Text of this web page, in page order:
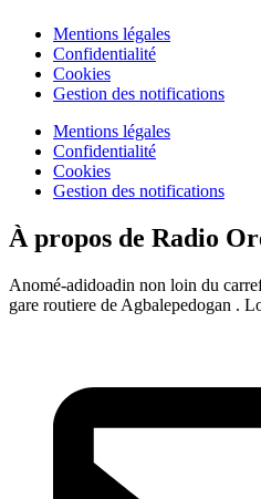
Mentions légales
Confidentialité
Cookies
Gestion des notifications
Mentions légales
Confidentialité
Cookies
Gestion des notifications
À propos de Radio
Anomé-adidoadin non loin du
gare routiere de Agbalepedogan .